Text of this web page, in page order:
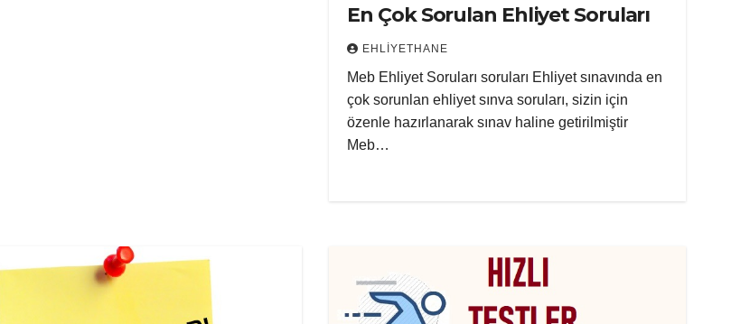
En Çok Sorulan Ehliyet Soruları
EHLIYETHANE
Meb Ehliyet Soruları soruları Ehliyet sınavında en
çok sorunlan ehliyet sınva soruları, sizin için
özenle hazırlanarak sınav haline getirilmiştir
Meb…